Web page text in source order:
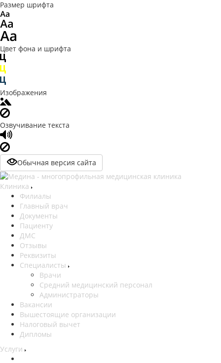
Размер шрифта
Цвет фона и шрифта
Изображения
Озвучивание текста
Обычная версия сайта
Клиника
Филиалы
Главный врач
Документы
Пациенту
ДМС
Отзывы
Реквизиты
Специалисты
Врачи
Средний медицинский персонал
Администраторы
Вакансии
Вышестоящие организации
Налоговый вычет
Дипломы
Услуги